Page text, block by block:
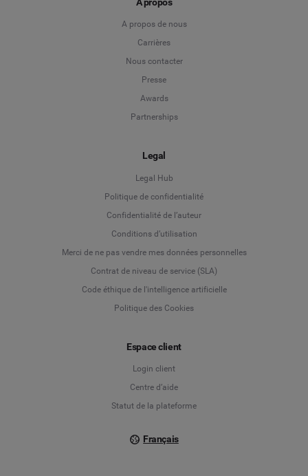
A propos de nous
Carrières
Nous contacter
Presse
Awards
Partnerships
Legal
Legal Hub
Politique de confidentialité
Confidentialité de l’auteur
Conditions d’utilisation
Merci de ne pas vendre mes données personnelles
Contrat de niveau de service (SLA)
Code éthique de l'intelligence artificielle
Politique des Cookies
Espace client
Login client
Centre d’aide
Statut de la plateforme
Français
English
Español